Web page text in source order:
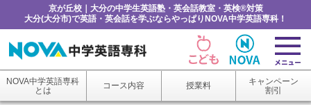
京が丘校｜大分の中学生英語塾・英会話教室・英検®対策
大分(大分市)で英語・英会話を学ぶならやっぱりNOVA中学英語専科！
NOVA中学英語専科
とは
コース内容 授業料
キャンペーン
割引